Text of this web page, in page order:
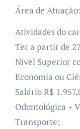
Área de
Atividades do
Ter a partir de
Nível Superior
Economia ou
Salário R$
Odontológica +
Transporte;